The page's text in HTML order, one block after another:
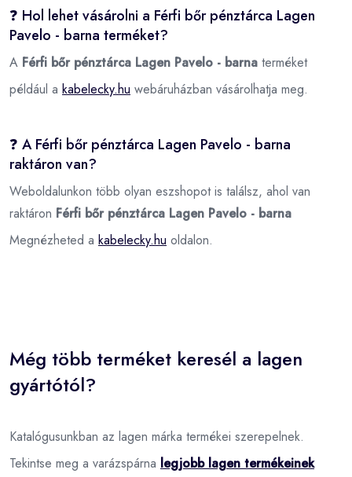
❓ Hol lehet vásárolni a Férfi bőr pénztárca Lagen
Pavelo - barna terméket?
A Férfi bőr pénztárca Lagen Pavelo - barna terméket
például a kabelecky.hu webáruházban vásárolhatja meg.
❓ A Férfi bőr pénztárca Lagen Pavelo - barna
raktáron van?
Weboldalunkon több olyan eszshopot is találsz, ahol van
raktáron Férfi bőr pénztárca Lagen Pavelo - barna
Megnézheted a kabelecky.hu oldalon.
Még több terméket keresél a lagen
gyártótól?
Katalógusunkban az lagen márka termékei szerepelnek.
Tekintse meg a varázspárna legjobb lagen termékeinek